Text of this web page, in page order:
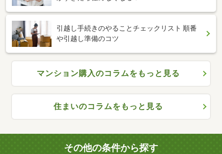
引越し手続きのやることチェックリスト 順番
や引越し準備のコツ
マンション購入のコラムをもっと見る
住まいのコラムをもっと見る
その他の条件から探す